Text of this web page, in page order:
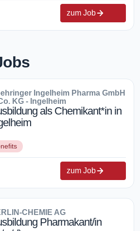
zum Job
Ingelheim Pharma GmbH
KG - Ingelheim
als Chemikant*in in
zum Job
CHEMIE AG
Pharmakant/in